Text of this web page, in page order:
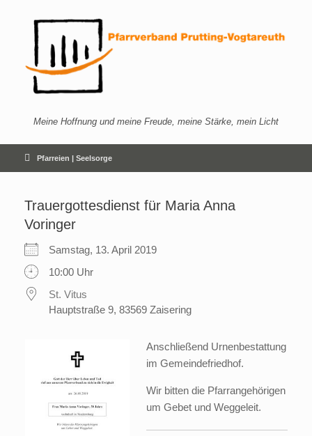
Meine Hoffnung und meine Freude, meine Stärke, mein Licht
Pfarreien | Seelsorge
Trauergottesdienst für Maria Anna
Voringer
Samstag, 13. April 2019
10:00 Uhr
St. Vitus
Hauptstraße 9, 83569 Zaisering
Anschließend Urnenbestattung
im Gemeindefriedhof.
Wir bitten die Pfarrangehörigen
um Gebet und Weggeleit.